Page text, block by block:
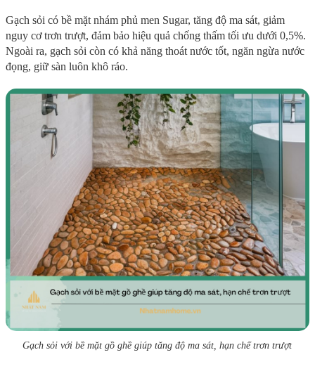
Gạch sỏi có bề mặt nhám phủ men Sugar, tăng độ ma sát, giảm
nguy cơ trơn trượt, đảm bảo hiệu quả chống thấm tối ưu dưới 0,5%.
Ngoài ra, gạch sỏi còn có khả năng thoát nước tốt, ngăn ngừa nước
đọng, giữ sàn luôn khô ráo.
Gạch sỏi với bề mặt gồ ghề giúp tăng độ ma sát, hạn chế trơn trượt